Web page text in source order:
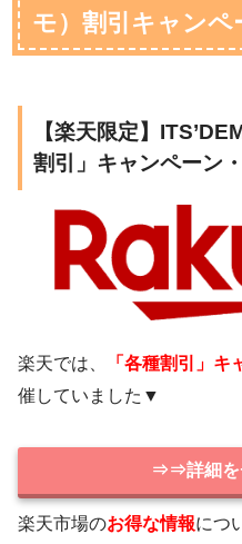
モ）割引キャンペ
【楽天限定】
割引」キャンペーン
楽天では、 「各種割引」
催していました▼
⇒⇒詳細を
楽天市場のお得な情報につ